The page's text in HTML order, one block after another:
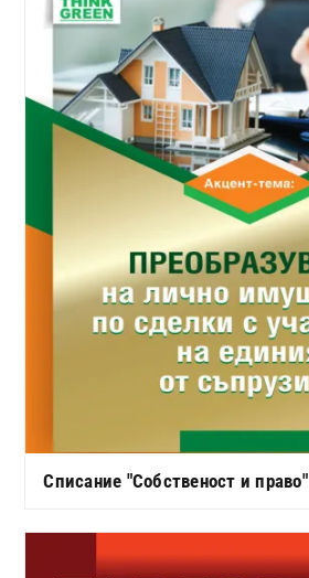
Списание "Собственост и право"